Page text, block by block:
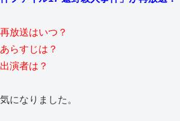
再放送はいつ？
あらすじは？
出演者は？
気になりました。